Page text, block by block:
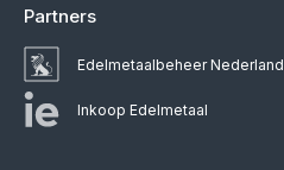
Partners
Edelmetaalbeheer Nederland
Inkoop Edelmetaal